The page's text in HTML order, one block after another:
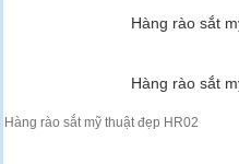
Hàng rào sắt
Hàng rào sắt
Hàng rào sắt mỹ thuật đẹp HR02